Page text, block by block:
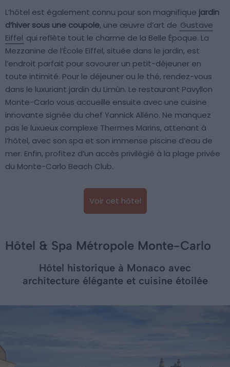
L’hôtel est également connu pour son magnifique jardin
d’hiver sous une coupole, une œuvre d’art de Gustave
Eiffel qui reflète tout le charme de la Belle Époque. La
Mezzanine de l’École Eiffel, située dans le jardin, est
l’endroit parfait pour savourer un petit-déjeuner en
toute intimité. Pour le déjeuner ou le thé, rendez-vous
dans le luxuriant jardin du Limùn. Le restaurant Pavyllon
Monte-Carlo vous accueille ensuite avec une cuisine
innovante signée du chef Yannick Alléno. Ne manquez
pas le luxueux complexe Thermes Marins, attenant à
l’hôtel, avec son spa et son immense piscine d’eau de
mer. Enfin, profitez d’un accès privilégié à la plage privée
du Monte-Carlo Beach Club.
Voir cet hôtel
Hôtel & Spa Métropole Monte-Carlo
Hôtel historique à Monaco avec
architecture élégante et cuisine étoilée